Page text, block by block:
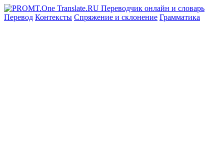
Перевод Контексты Спряжение и склонение Грамматика